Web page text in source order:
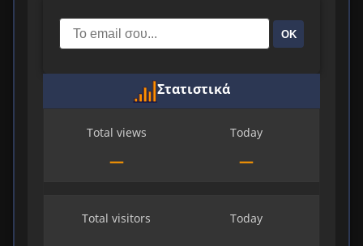
ΟΚ
Στατιστικά
Total views
—
Today
—
Total visitors Today